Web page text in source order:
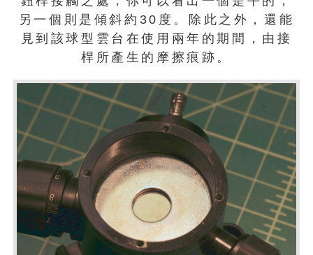
另一個則是傾斜約30度。除此之外，還能
見到該球型雲台在使用兩年的期間，由接
桿所產生的摩擦痕跡。